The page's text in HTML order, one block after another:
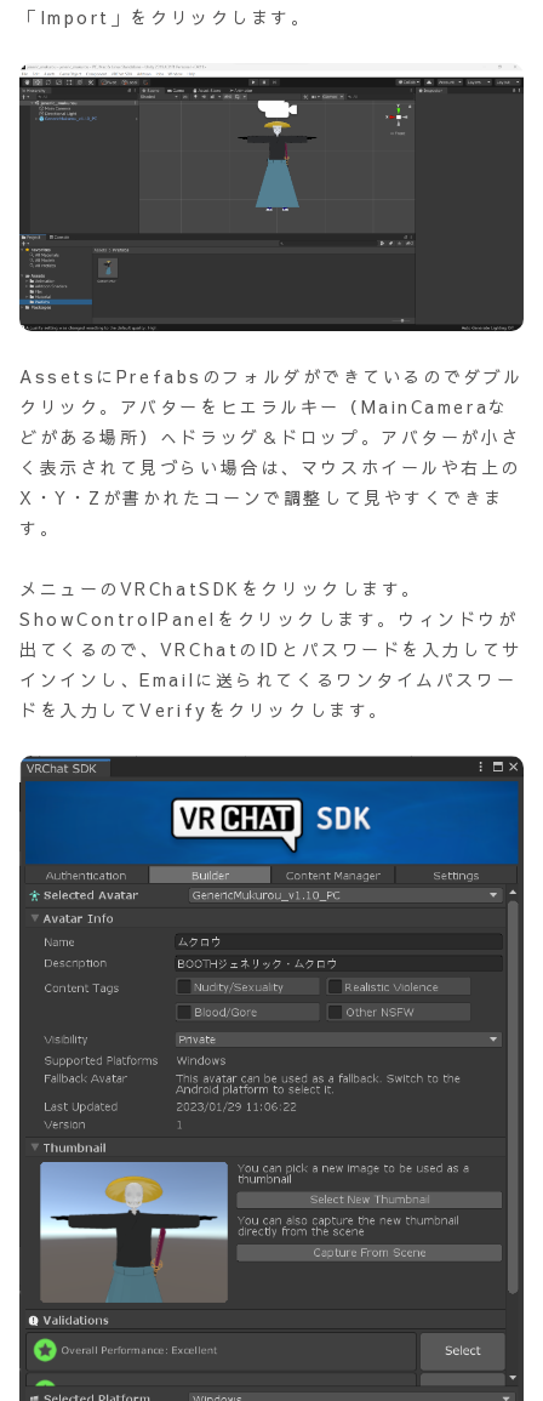
「Import」をクリックします。
AssetsにPrefabsのフォルダができているのでダブル
クリック。アバターをヒエラルキー（MainCameraな
どがある場所）へドラッグ＆ドロップ。アバターが小さ
く表示されて見づらい場合は、マウスホイールや右上の
X・Y・Zが書かれたコーンで調整して見やすくできま
す。
メニューのVRChatSDKをクリックします。
ShowControlPanelをクリックします。ウィンドウが
出てくるので、VRChatのIDとパスワードを入力してサ
インインし、Emailに送られてくるワンタイムパスワー
ドを入力してVerifyをクリックします。